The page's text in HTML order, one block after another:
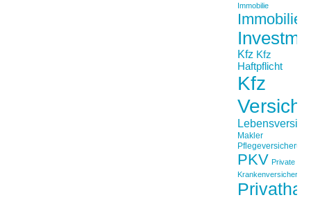
Immobilie
Kfz Kfz
Haftpflicht
Kfz
Makler
Pflegeversicherung
PKV Private
Krankenversicherung